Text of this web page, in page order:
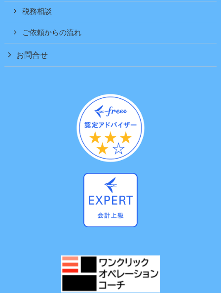
税務相談
ご依頼からの流れ
お問合せ